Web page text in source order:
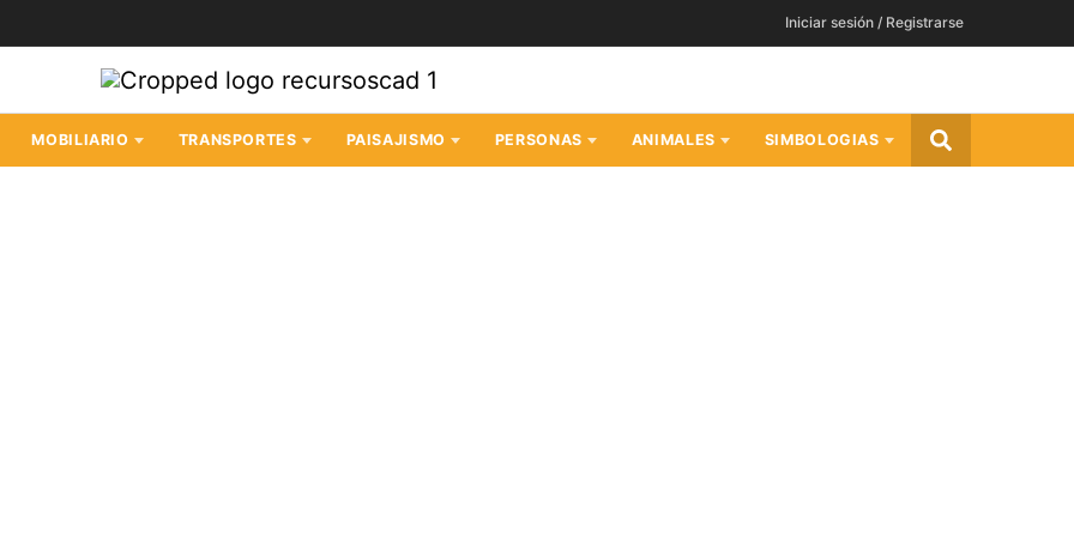
Iniciar sesión / Registrarse
MOBILIARIO TRANSPORTES PAISAJISMO PERSONAS ANIMALES SIMBOLOGIAS